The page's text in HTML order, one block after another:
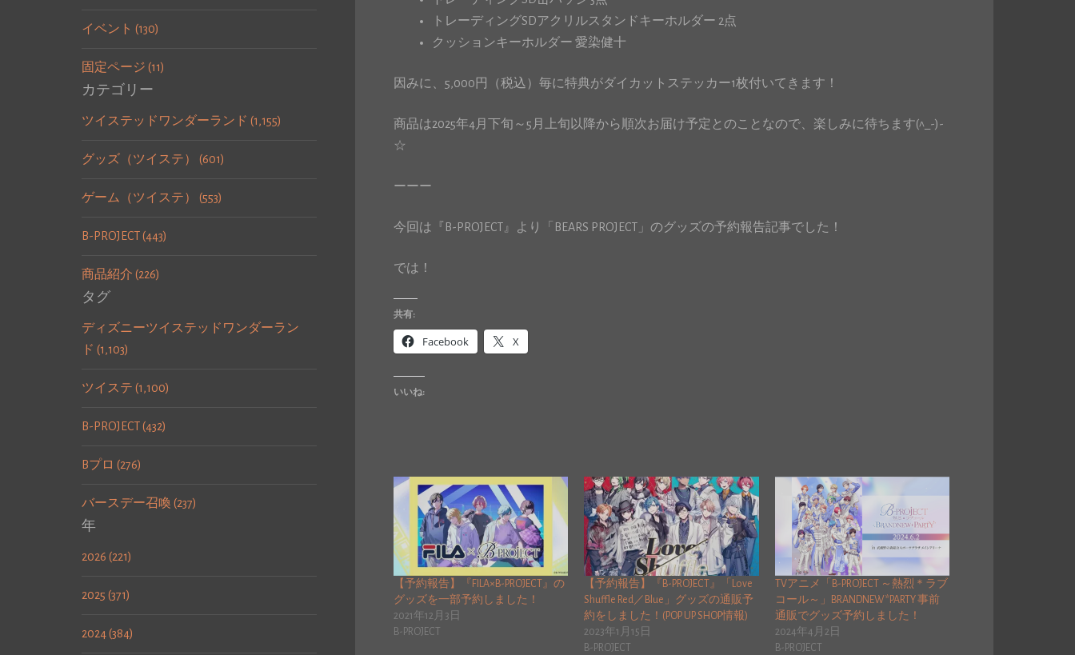
イベント (130)
固定ページ (11)
カテゴリー
ツイステッドワンダーランド (1,155)
グッズ（ツイステ） (601)
ゲーム（ツイステ） (553)
B-PROJECT (443)
商品紹介 (226)
タグ
ディズニーツイステッドワンダーラン
ド (1,103)
ツイステ (1,100)
B-PROJECT (432)
Bプロ (276)
バースデー召喚 (237)
年
2026 (221)
2025 (371)
2024 (384)
トレーディングSDアクリルスタンドキーホルダー 2点
クッションキーホルダー 愛染健十
因みに、5,000円（税込）毎に特典がダイカットステッカー1枚付いてきます！
商品は2025年4月下旬～5月上旬以降から順次お届け予定とのことなので、楽しみに待ちます(^_-)-
☆
ーーー
今回は『B-PROJECT』より「BEARS PROJECT」のグッズの予約報告記事でした！
では！
共有:
Facebook X
いいね:
【予約報告】『FILA×B-PROJECT』の
グッズを一部予約しました！
2021年12月3日
B-PROJECT
【予約報告】『B-PROJECT』「Love
Shuffle Red／Blue」グッズの通販予
約をしました！(POP UP SHOP情報)
2023年1月15日
B-PROJECT
TVアニメ「B-PROJECT ～熱烈＊ラブ
コール～」BRANDNEW*PARTY 事前
通販でグッズ予約しました！
2024年4月2日
B-PROJECT